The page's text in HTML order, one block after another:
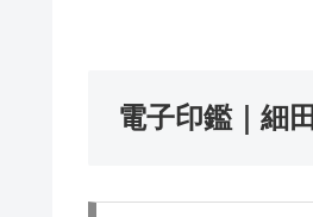
電子印鑑｜細田